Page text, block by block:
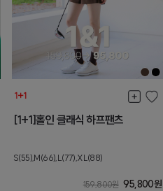
[1+1]홀인 클래식 하프팬츠
S(55),M(66),L(77),XL(88)
159,800원 95,800원